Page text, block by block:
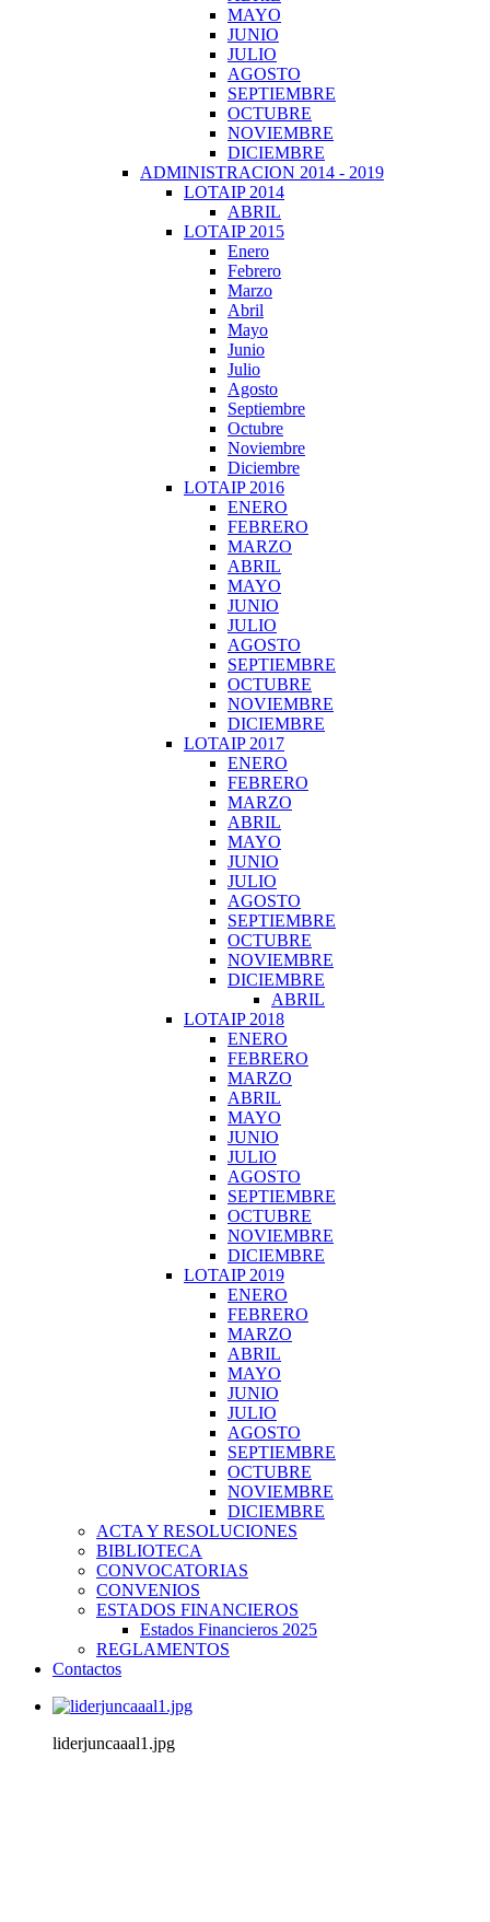
MAYO
JUNIO
JULIO
AGOSTO
SEPTIEMBRE
OCTUBRE
NOVIEMBRE
DICIEMBRE
ADMINISTRACION 2014 - 2019
LOTAIP 2014
ABRIL
LOTAIP 2015
Enero
Febrero
Marzo
Abril
Mayo
Junio
Julio
Agosto
Septiembre
Octubre
Noviembre
Diciembre
LOTAIP 2016
ENERO
FEBRERO
MARZO
ABRIL
MAYO
JUNIO
JULIO
AGOSTO
SEPTIEMBRE
OCTUBRE
NOVIEMBRE
DICIEMBRE
LOTAIP 2017
ENERO
FEBRERO
MARZO
ABRIL
MAYO
JUNIO
JULIO
AGOSTO
SEPTIEMBRE
OCTUBRE
NOVIEMBRE
DICIEMBRE
ABRIL
LOTAIP 2018
ENERO
FEBRERO
MARZO
ABRIL
MAYO
JUNIO
JULIO
AGOSTO
SEPTIEMBRE
OCTUBRE
NOVIEMBRE
DICIEMBRE
LOTAIP 2019
ENERO
FEBRERO
MARZO
ABRIL
MAYO
JUNIO
JULIO
AGOSTO
SEPTIEMBRE
OCTUBRE
NOVIEMBRE
DICIEMBRE
ACTA Y RESOLUCIONES
BIBLIOTECA
CONVOCATORIAS
CONVENIOS
ESTADOS FINANCIEROS
Estados Financieros 2025
REGLAMENTOS
Contactos
liderjuncaaal1.jpg